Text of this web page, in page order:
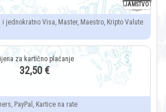
JAMSTVO
i jednokratno Visa, Master, Maestro, Kripto Valute
32,50 €
PayPal, Kartice na rate